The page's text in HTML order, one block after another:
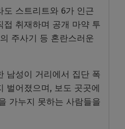
도 스트리트와 6가 인근
접 취재하며 공개 마약 투
주사기 등 혼란스러운
남성이 거리에서 집단 폭
벌어졌으며, 보도 곳곳에
가누지 못하는 사람들을